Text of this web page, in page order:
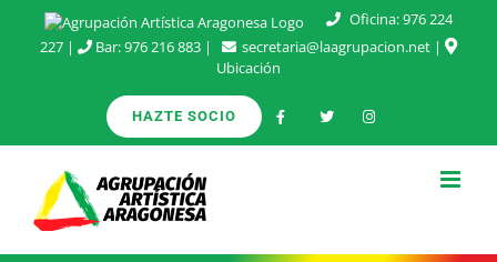
Oficina:976 224
227 | Bar:976 216 883 | secretaria@laagrupacion.net|
Ubicación
HAZTE SOCIO